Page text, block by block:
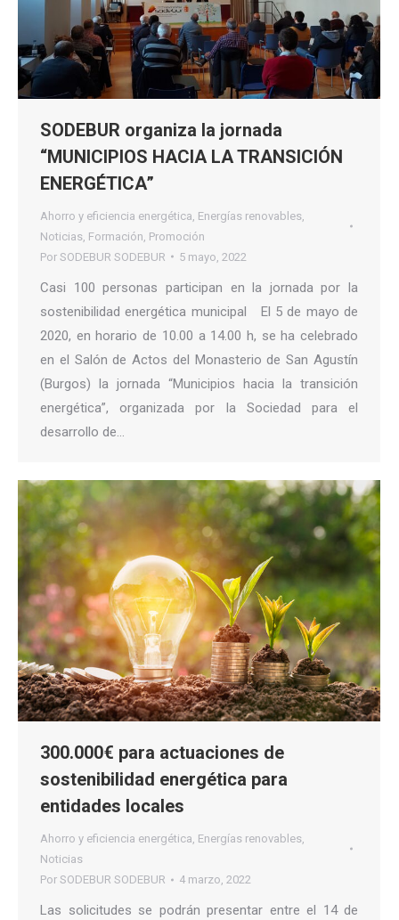
SODEBUR organiza la jornada
“MUNICIPIOS HACIA LA TRANSICIÓN
ENERGÉTICA”
Ahorro y eficiencia energética Energías renovables
Noticias Formación Promoción
Por SODEBUR SODEBUR 5 mayo, 2022
Casi 100 personas participan en la jornada por la
sostenibilidad energética municipal El 5 de mayo de
2020, en horario de 10.00 a 14.00 h, se ha celebrado
en el Salón de Actos del Monasterio de San Agustín
(Burgos) la jornada “Municipios hacia la transición
energética”, organizada por la Sociedad para el
desarrollo de…
300.000€ para actuaciones de
sostenibilidad energética para
entidades locales
Ahorro y eficiencia energética, Energías renovables,
Noticias
Por SODEBUR SODEBUR 4 marzo, 2022
Las solicitudes se podrán presentar entre el 14 de